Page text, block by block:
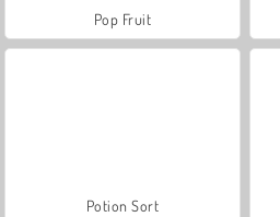
Pop Fruit
Potion Sort